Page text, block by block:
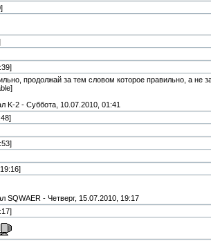
продолжай за тем словом которое правильно, а не
K-2 - Суббота, 10.07.2010, 01:41
SQWAER - Четверг, 15.07.2010, 19:17